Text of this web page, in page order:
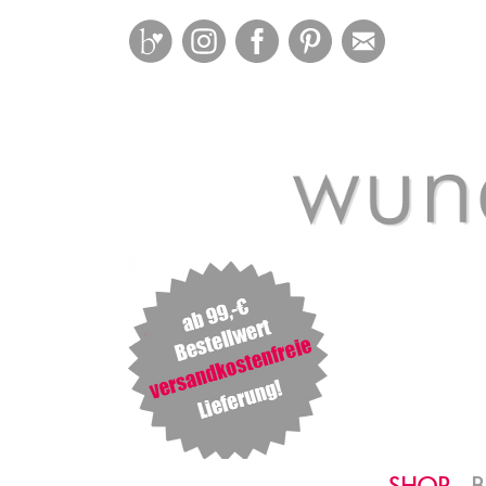
BloglovinInstagramFacebookPinterest